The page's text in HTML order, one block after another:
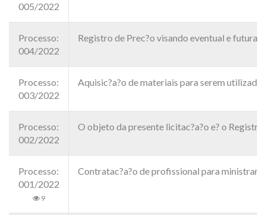
005/2022
Processo:
004/2022
Registro de Prec?o visando eventual e futura
Processo:
003/2022
Aquisic?a?o de materiais para serem
Processo:
002/2022
O objeto da presente licitac?a?o e? o
Processo:
001/2022
9
Contratac?a?o de profissional para ministrar